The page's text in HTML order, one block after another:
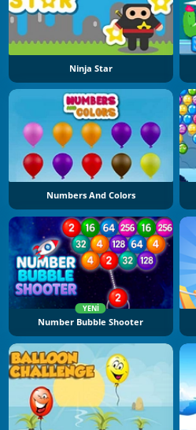
Ninja Star
Numbers And Colors
YENI
Number Bubble Shooter